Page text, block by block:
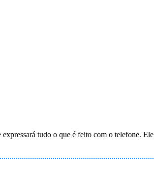
tudo o que é feito com o telefone.